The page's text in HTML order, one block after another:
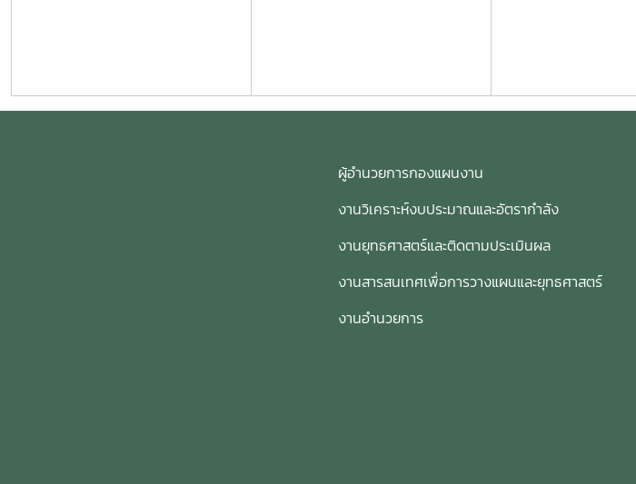
ผู้อำนวยการกองแผนงาน
งานวิเคราะห์งบประมาณและอัตรากำลัง
งานยุทธศาสตร์และติดตามประเมินผล
งานสารสนเทศเพื่อการวางแผนและยุทธศาสตร์
งานอำนวยการ